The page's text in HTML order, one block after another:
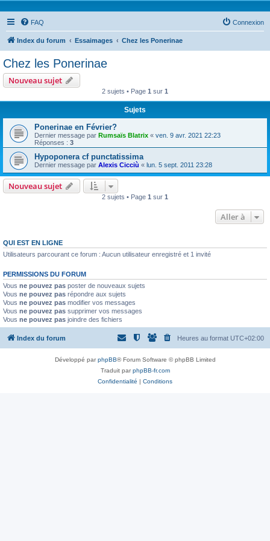
FAQ Connexion
Index du forum Essaimages Chez les Ponerinae
Chez les Ponerinae
Nouveau sujet
2 sujets • Page 1 sur 1
Sujets
Ponerinae en Février?
Dernier message par Rumsaïs Blatrix « ven. 9 avr. 2021 22:23
Réponses : 3
Hypoponera cf punctatissima
Dernier message par Alexis Cicciù « lun. 5 sept. 2011 23:28
Nouveau sujet
2 sujets • Page 1 sur 1
Aller à
QUI EST EN LIGNE
Utilisateurs parcourant ce forum : Aucun utilisateur enregistré et 1 invité
PERMISSIONS DU FORUM
Vous ne pouvez pas poster de nouveaux sujets
Vous ne pouvez pas répondre aux sujets
Vous ne pouvez pas modifier vos messages
Vous ne pouvez pas supprimer vos messages
Vous ne pouvez pas joindre des fichiers
Index du forum Heures au format UTC+02:00
Développé parphpBB® Forum Software © phpBB Limited
Traduit parphpBB-fr.com
Confidentialité | Conditions